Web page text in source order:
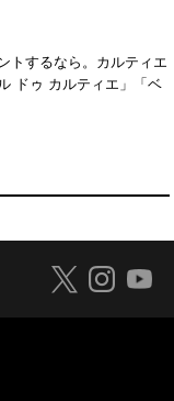
トするなら。カルティエ
ドゥ カルティエ」「ベ